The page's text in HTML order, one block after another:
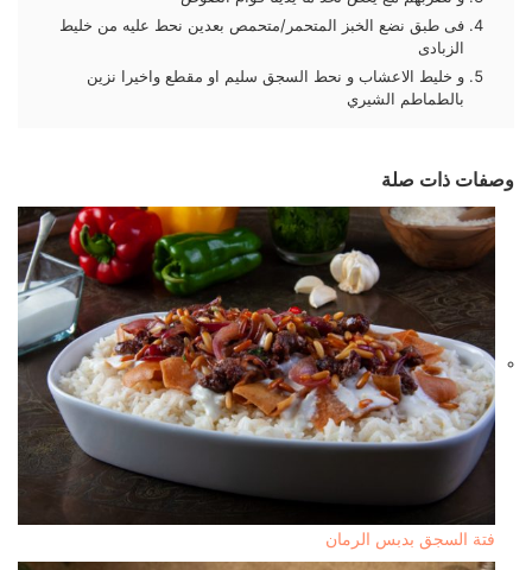
فى طبق نضع الخبز المتحمر/متحمص بعدين نحط عليه من خليط
الزبادى
و خليط الاعشاب و نحط السجق سليم او مقطع واخيرا نزين
بالطماطم الشيري
وصفات ذات صلة
فتة السجق بدبس الرمان